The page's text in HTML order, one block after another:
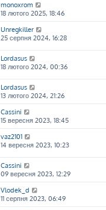
monoxrom
18 лютого 2025, 18:46
Unregkiller
25 серпня 2024, 16:28
Lordasus
18 лютого 2024, 00:36
Lordasus
13 лютого 2024, 21:26
Cassini
15 вересня 2023, 18:45
vaz2101
14 вересня 2023, 10:23
Cassini
09 вересня 2023, 12:29
Vlodek_d
11 серпня 2023, 06:49